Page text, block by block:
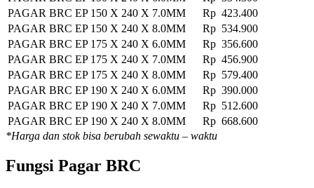
PAGAR BRC EP 150 X 240 X 7.0MM
Rp 423.400
PAGAR BRC EP 150 X 240 X 8.0MM
Rp 534.900
PAGAR BRC EP 175 X 240 X 6.0MM
Rp 356.600
PAGAR BRC EP 175 X 240 X 7.0MM
Rp 456.900
PAGAR BRC EP 175 X 240 X 8.0MM
Rp 579.400
PAGAR BRC EP 190 X 240 X 6.0MM
Rp 390.000
PAGAR BRC EP 190 X 240 X 7.0MM
Rp 512.600
PAGAR BRC EP 190 X 240 X 8.0MM
Rp 668.600
*Harga dan stok bisa berubah sewaktu – waktu
Fungsi Pagar BRC